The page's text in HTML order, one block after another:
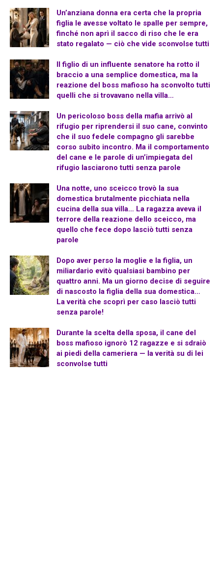
Un’anziana donna era certa che la propria
figlia le avesse voltato le spalle per sempre,
finché non aprì il sacco di riso che le era
stato regalato — ciò che vide sconvolse tutti
Il figlio di un influente senatore ha rotto il
braccio a una semplice domestica, ma la
reazione del boss mafioso ha sconvolto tutti
quelli che si trovavano nella villa…
Un pericoloso boss della mafia arrivò al
rifugio per riprendersi il suo cane, convinto
che il suo fedele compagno gli sarebbe
corso subito incontro. Ma il comportamento
del cane e le parole di un’impiegata del
rifugio lasciarono tutti senza parole
Una notte, uno sceicco trovò la sua
domestica brutalmente picchiata nella
cucina della sua villa… La ragazza aveva il
terrore della reazione dello sceicco, ma
quello che fece dopo lasciò tutti senza
parole
Dopo aver perso la moglie e la figlia, un
miliardario evitò qualsiasi bambino per
quattro anni. Ma un giorno decise di seguire
di nascosto la figlia della sua domestica…
La verità che scoprì per caso lasciò tutti
senza parole!
Durante la scelta della sposa, il cane del
boss mafioso ignorò 12 ragazze e si sdraiò
ai piedi della cameriera — la verità su di lei
sconvolse tutti